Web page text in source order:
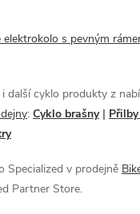
elektrokolo s pevným
další cyklo produkty z
: Cyklo brašny|
Specialized v prodejně
Partner Store.